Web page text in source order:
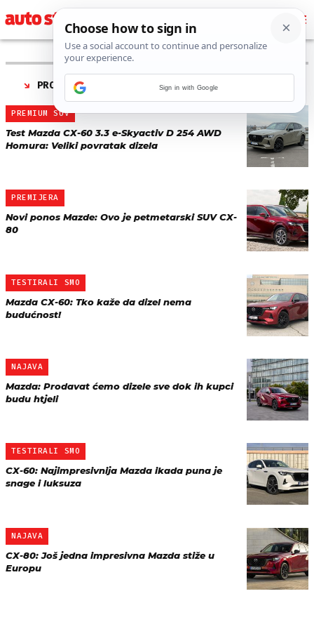
PRONAĐENO 6 REZULTATA ZA TAG “
PREMIUM SUV
Test Mazda CX-60 3.3 e-Skyactiv D 254 AWD
Homura: Veliki povratak dizela
PREMIJERA
Novi ponos Mazde: Ovo je petmetarski SUV CX-
80
TESTIRALI SMO
Mazda CX-60: Tko kaže da dizel nema
budućnost!
NAJAVA
Mazda: Prodavat ćemo dizele sve dok ih kupci
budu htjeli
TESTIRALI SMO
CX-60: Najimpresivnija Mazda ikada puna je
snage i luksuza
NAJAVA
CX-80: Još jedna impresivna Mazda stiže u
Europu
Sign in with Google